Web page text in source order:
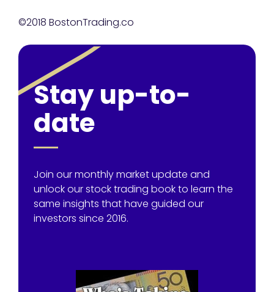
©2018 BostonTrading.co
Stay up-to-
date
Join our monthly market update and
unlock our stock trading book to learn the
same insights that have guided our
investors since 2016.